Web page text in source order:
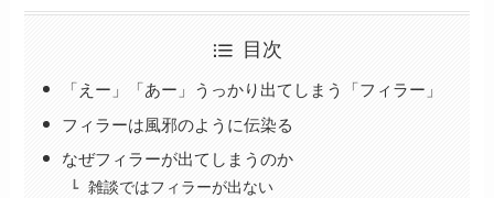
目次
「えー」「あー」うっかり出てしまう「フィラー」
フィラーは風邪のように伝染る
なぜフィラーが出てしまうのか
雑談ではフィラーが出ない